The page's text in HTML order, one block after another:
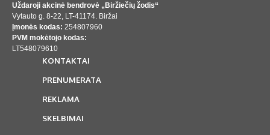
Uždaroji akcinė bendrovė „Biržiečių žodis“
Vytauto g. 8-22, LT-41174. Biržai
Įmonės kodas: 254807960
PVM mokėtojo kodas:
LT548079610
KONTAKTAI
PRENUMERATA
REKLAMA
SKELBIMAI